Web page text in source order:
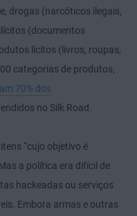
drogas (narcóticos ilegais,
(documentos
lícitos (livros, roupas,
categorias de produtos,
70% dos
no Silk Road.
“cujo objetivo é
a política era difícil de
hackeadas ou serviços
Embora armas e outras